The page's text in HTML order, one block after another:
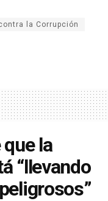
la Corrupción
la
“llevando